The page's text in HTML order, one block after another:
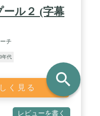
ール２ (字幕
チ
年代
く見る
レビューを書く
search